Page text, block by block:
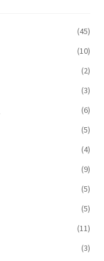
(45)
(10)
(2)
(3)
(6)
(5)
(4)
(9)
(5)
(5)
(11)
(3)